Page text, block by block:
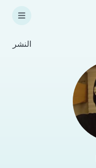
النشر